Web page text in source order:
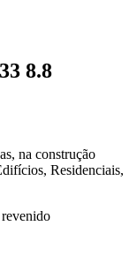
8.8
na construção
Residenciais,